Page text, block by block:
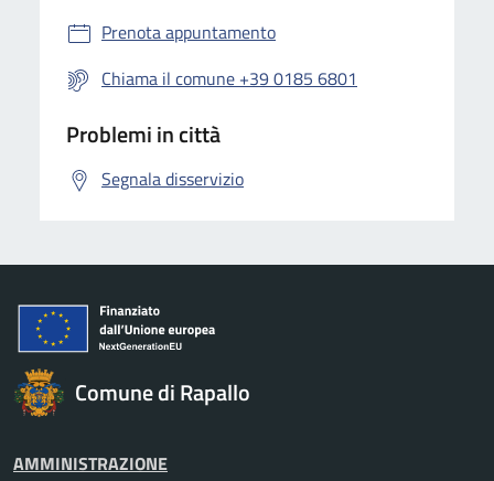
Prenota appuntamento
Chiama il comune +39 0185 6801
Problemi in città
Segnala disservizio
Comune di Rapallo
AMMINISTRAZIONE